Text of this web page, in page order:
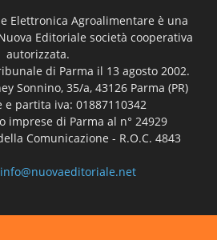
Elettronica Agroalimentare è una
Editoriale società cooperativa
autorizzata.
di Parma il 13 agosto 2002.
Sonnino, 35/a, 43126 Parma (PR)
e partita iva: 01887110342
imprese di Parma al n° 24929
Comunicazione - R.O.C. 4843
info@nuovaeditoriale.net